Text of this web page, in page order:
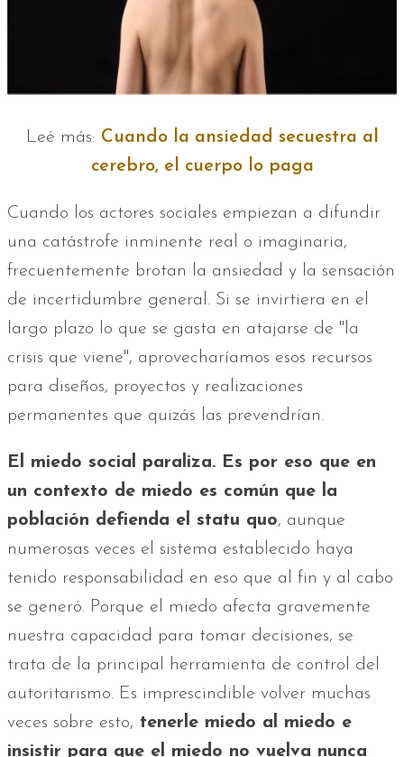
Leé más: Cuando la ansiedad secuestra al
cerebro, el cuerpo lo paga
Cuando los actores sociales empiezan a difundir
una catástrofe inminente real o imaginaria,
frecuentemente brotan la ansiedad y la sensación
de incertidumbre general. Si se invirtiera en el
largo plazo lo que se gasta en atajarse de "la
crisis que viene", aprovecharíamos esos recursos
para diseños, proyectos y realizaciones
permanentes que quizás las prevendrían.
El miedo social paraliza. Es por eso que en
un contexto de miedo es común que la
población defienda el statu quo, aunque
numerosas veces el sistema establecido haya
tenido responsabilidad en eso que al fin y al cabo
se generó. Porque el miedo afecta gravemente
nuestra capacidad para tomar decisiones, se
trata de la principal herramienta de control del
autoritarismo. Es imprescindible volver muchas
veces sobre esto, tenerle miedo al miedo e
insistir para que el miedo no vuelva nunca